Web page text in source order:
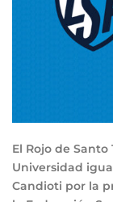
El Rojo de
Universidad
Candioti por la